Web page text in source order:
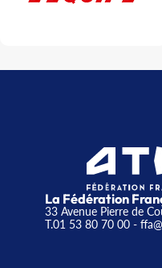
La Fédération
33 Avenue Pierre de
T.01 53 80 70 00-